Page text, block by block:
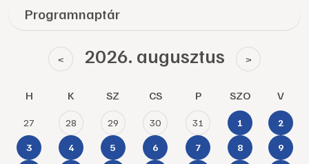
Programnaptár
< 2026. augusztus >
H K SZ CS P SZO V
27 28 29 30 31 1 2
3 4 5 6 7 8 9